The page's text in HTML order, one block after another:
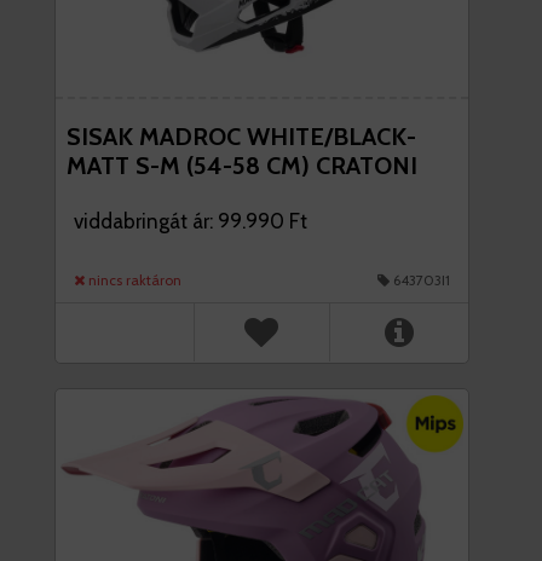
SISAK MADROC WHITE/BLACK-
MATT S-M (54-58 CM) CRATONI
viddabringát ár: 99.990 Ft
nincs raktáron 643703I1